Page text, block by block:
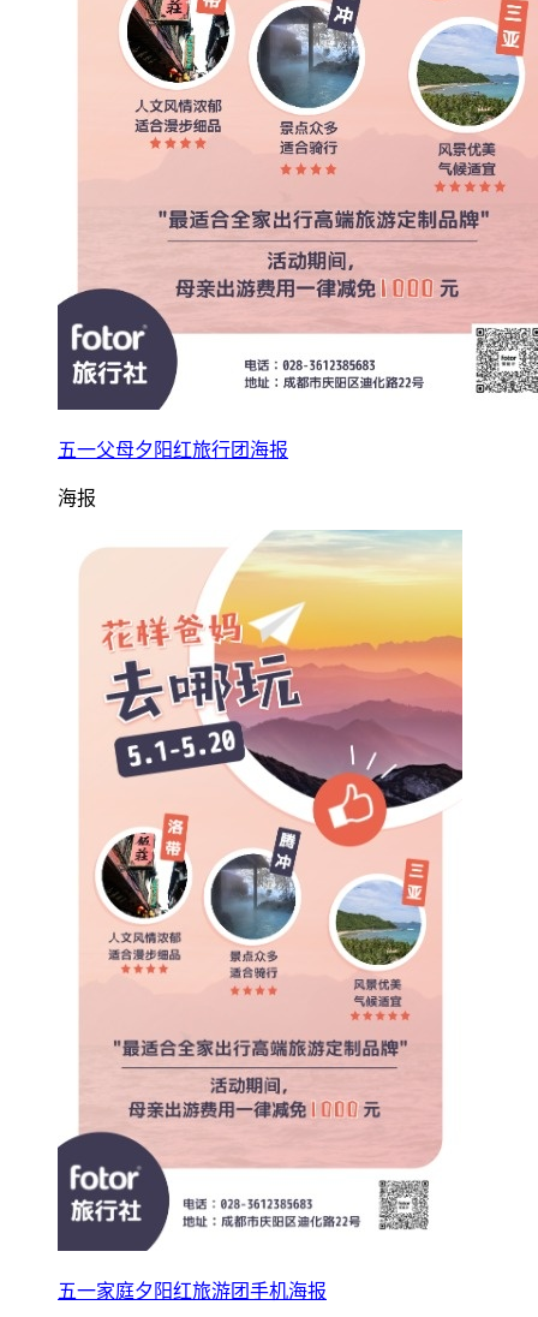
五一父母夕阳红旅行团海报
海报
五一家庭夕阳红旅游团手机海报